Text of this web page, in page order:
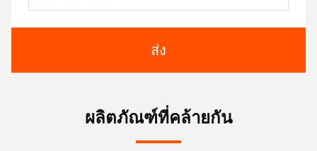
ส่ง
ผลิตภัณฑ์ที่คล้ายกัน